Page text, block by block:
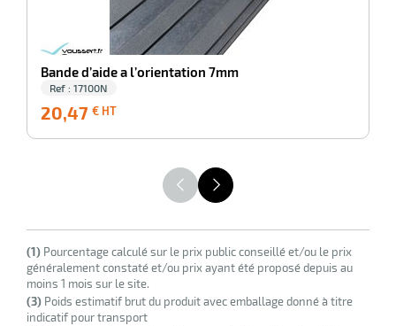
Bande d’aide a l’orientation 7mm
Ref : 17100N
20,47 € HT
HT
(1) Pourcentage calculé sur le prix public conseillé et/ou le prix
généralement constaté et/ou prix ayant été proposé depuis au
moins 1 mois sur le site.
(3) Poids estimatif brut du produit avec emballage donné à titre
indicatif pour transport